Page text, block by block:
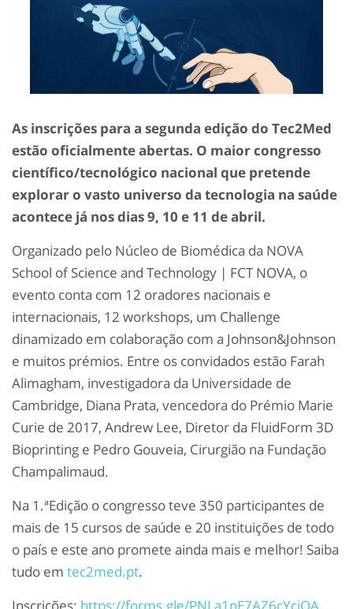
As inscrições para a segunda edição do Tec2Med
estão oficialmente abertas. O maior congresso
científico/tecnológico nacional que pretende
explorar o vasto universo da tecnologia na saúde
acontece já nos dias 9, 10 e 11 de abril.
Organizado pelo Núcleo de Biomédica da NOVA
School of Science and Technology | FCT NOVA, o
evento conta com 12 oradores nacionais e
internacionais, 12 workshops, um Challenge
dinamizado em colaboração com a Johnson&Johnson
e muitos prémios. Entre os convidados estão Farah
Alimagham, investigadora da Universidade de
Cambridge, Diana Prata, vencedora do Prémio Marie
Curie de 2017, Andrew Lee, Diretor da FluidForm 3D
Bioprinting e Pedro Gouveia, Cirurgião na Fundação
Champalimaud.
Na 1.ªEdição o congresso teve 350 participantes de
mais de 15 cursos de saúde e 20 instituições de todo
o país e este ano promete ainda mais e melhor! Saiba
tudo em tec2med.pt.